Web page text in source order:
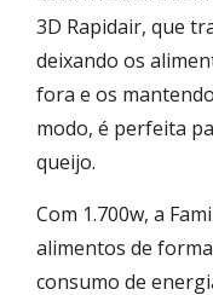
3D Rapidair, que
deixando os
fora e os
modo, é perfeita
queijo.
Com 1.700w, a
alimentos de
consumo de